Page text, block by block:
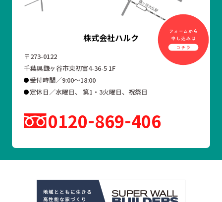
株式会社ハルク
〒273-0122
千葉県鎌ヶ谷市東初富4-36-5 1F
受付時間／9:00～18:00
定休日／水曜日、 第1・3火曜日、祝祭日
0120 869 406